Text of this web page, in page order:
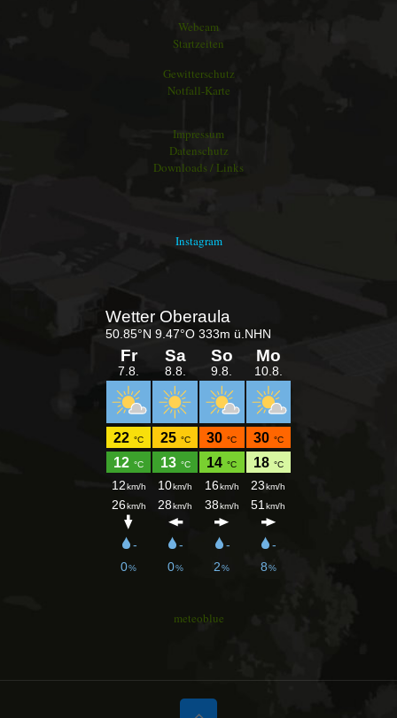
Webcam
Startzeiten
Gewitterschutz
Notfall-Karte
Impressum
Datenschutz
Downloads / Links
Instagram
meteoblue